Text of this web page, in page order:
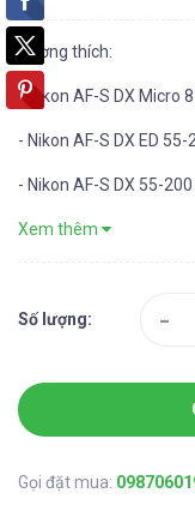
Tương thích:
- Nikon AF-S DX Micro
- Nikon AF-S DX ED
- Nikon AF-S DX 55-200
Xem thêm
Số lượng: -
Gọi đặt mua: